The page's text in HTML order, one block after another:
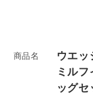
商品名
ウエッ
ミル
ッグ